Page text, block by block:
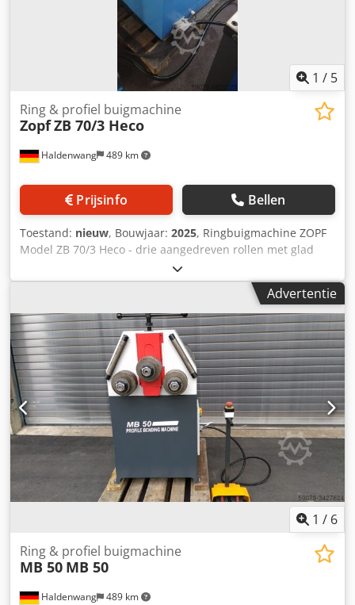
1 / 5
Haldenwang 489 km
Ring & profiel buigmachine
ZopfZB 70/3 Heco
Prijsinfo Bellen
Toestand: nieuw, Bouwjaar: 2025, Ringbuigmachine ZOPF
Model ZB 70/3 Heco - drie aangedreven rollen met glad
oppervlak - hydraulische aanvoer van de bovenste rol -
werkpositie horizontaal en verticaal - digitaal display met
geheugenfunctie - lagering van de assen met
kegelrollagers - gebruik van verwisselbare glijrails op de
geleideslede - Rollendiameter 152/162 mm - Asdiameter 40
mm - Asomwentelingen 8,5 rpm - Aandrijfmotor 1,1 kW -
Drukkracht hydraulische cilinder 80 kN - Buigcapaciteit tot
60x10 mm aan de rand - Ronde buis tot 70x2 mm -
Hoekijzer 50x50x6 mm Cedpfx Ajhmbh Hjbmerf - Massief
materiaal 35 mm - Gewicht 490 kg - Kleur RAL5012 /
RAL7015
Advertentie
1 / 6
Haldenwang 489 km
Ring & profiel buigmachine
MB 50 MB 50